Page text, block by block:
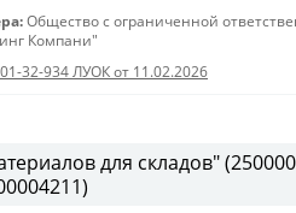
Общество с ограниченной
Компани"
32-934 ЛУОК от 11.02.2026
для складов"